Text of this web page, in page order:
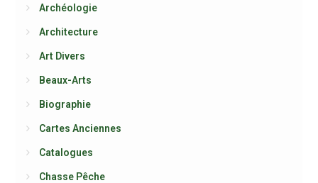
Archéologie
Architecture
Art Divers
Beaux-Arts
Biographie
Cartes Anciennes
Catalogues
Chasse Pêche